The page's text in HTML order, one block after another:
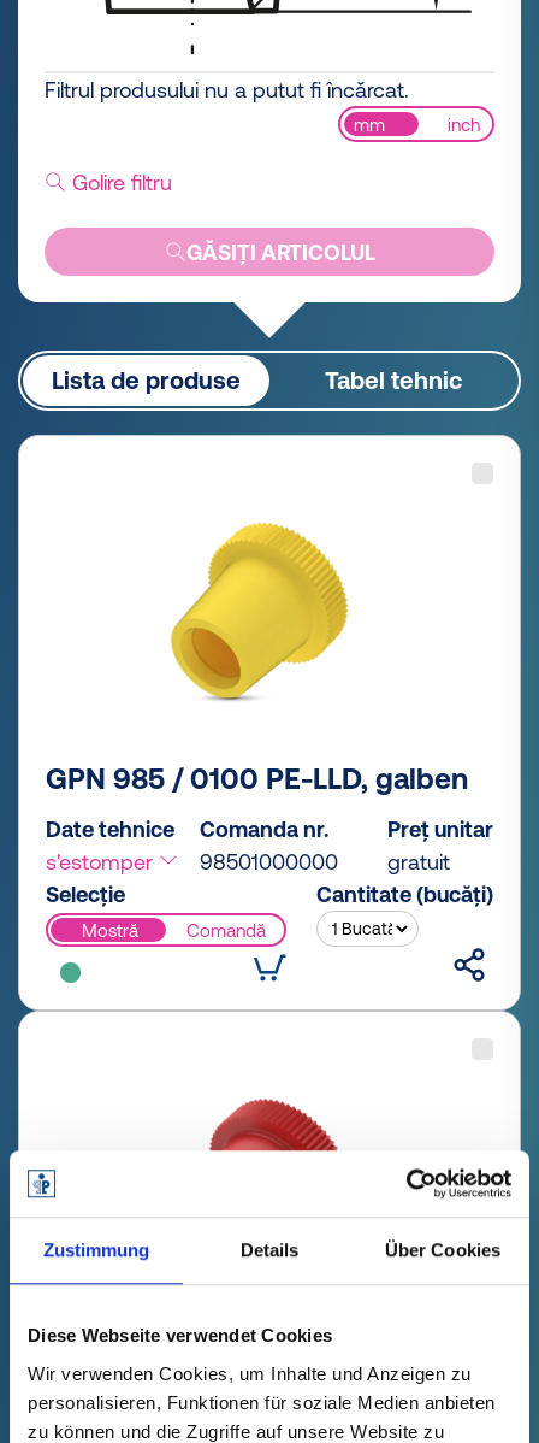
Zustimmung Details Über Cookies
Diese Webseite verwendet Cookies
Wir verwenden Cookies, um Inhalte und Anzeigen zu
personalisieren, Funktionen für soziale Medien anbieten
zu können und die Zugriffe auf unsere Website zu
Filtrul produsului nu a putut fi încărcat.
mm inch
Golire filtru
GĂSIȚI ARTICOLUL
Lista de produse Tabel tehnic
GPN 985 / 0100 PE-LLD, galben
Date tehnice
s'estomper
Comanda nr.
98501000000
Preț unitar
gratuit
Selecție
Mostră Comandă
Cantitate (bucăți)
Date tehnice
s'estomper
Comanda nr.
98501010000
Preț unitar
gratuit